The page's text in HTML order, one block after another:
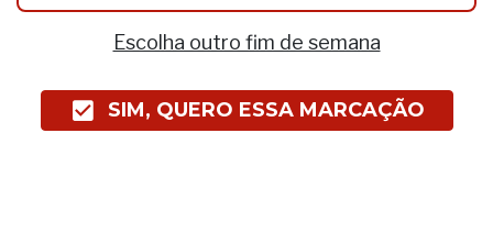
Escolha outro fim de semana
SIM, QUERO ESSA MARCAÇÃO